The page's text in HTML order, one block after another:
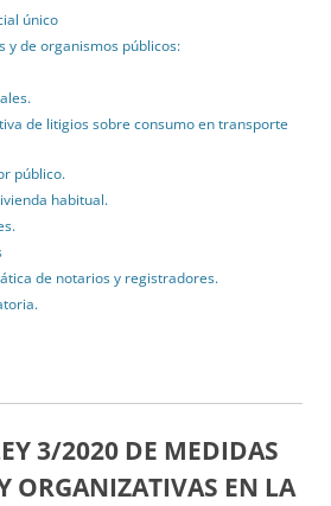
único
y de organismos públicos:
de litigios sobre consumo en transporte
público.
habitual.
de notarios y registradores.
3/2020 DE MEDIDAS
ORGANIZATIVAS EN LA